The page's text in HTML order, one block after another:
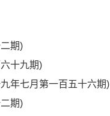
期)
十九期)
年七月第一百五十六期)
期)